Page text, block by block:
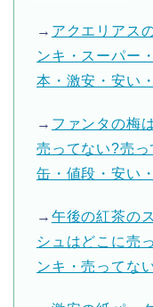
→ アクエリアス
ンキ・スーパー
本・激安・安い
→ ファンタの梅
売ってない?売
缶・値段・安い
→ 午後の紅茶の
シュはどこに売
ンキ・売ってな